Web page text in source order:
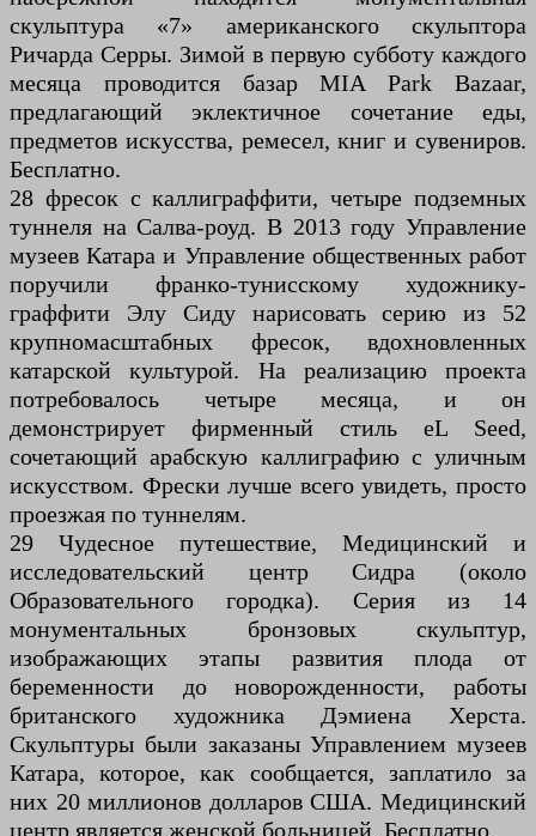
скульптура «7» американского скульптора
Ричарда Серры. Зимой в первую субботу каждого
месяца проводится базар MIA Park Bazaar,
предлагающий эклектичное сочетание еды,
предметов искусства, ремесел, книг и сувениров.
Бесплатно.
28 фресок с каллиграффити, четыре подземных
туннеля на Салва-роуд. В 2013 году Управление
музеев Катара и Управление общественных работ
поручили франко-тунисскому художнику-
граффити Элу Сиду нарисовать серию из 52
крупномасштабных фресок, вдохновленных
катарской культурой. На реализацию проекта
потребовалось четыре месяца, и он
демонстрирует фирменный стиль eL Seed,
сочетающий арабскую каллиграфию с уличным
искусством. Фрески лучше всего увидеть, просто
проезжая по туннелям.
29 Чудесное путешествие, Медицинский и
исследовательский центр Сидра (около
Образовательного городка). Серия из 14
монументальных бронзовых скульптур,
изображающих этапы развития плода от
беременности до новорожденности, работы
британского художника Дэмиена Херста.
Скульптуры были заказаны Управлением музеев
Катара, которое, как сообщается, заплатило за
них 20 миллионов долларов США. Медицинский
центр является женской больницей. Бесплатно.